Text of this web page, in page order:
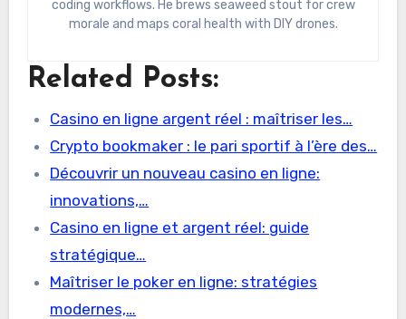
coding workflows. He brews seaweed stout for crew
morale and maps coral health with DIY drones.
Related Posts:
Casino en ligne argent réel : maîtriser les…
Crypto bookmaker : le pari sportif à l’ère des…
Découvrir un nouveau casino en ligne:
innovations,…
Casino en ligne et argent réel: guide
stratégique…
Maîtriser le poker en ligne: stratégies
modernes,…